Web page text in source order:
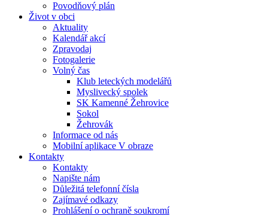
Povodňový plán
Život v obci
Aktuality
Kalendář akcí
Zpravodaj
Fotogalerie
Volný čas
Klub leteckých modelářů
Myslivecký spolek
SK Kamenné Žehrovice
Sokol
Žehrovák
Informace od nás
Mobilní aplikace V obraze
Kontakty
Kontakty
Napište nám
Důležitá telefonní čísla
Zajímavé odkazy
Prohlášení o ochraně soukromí